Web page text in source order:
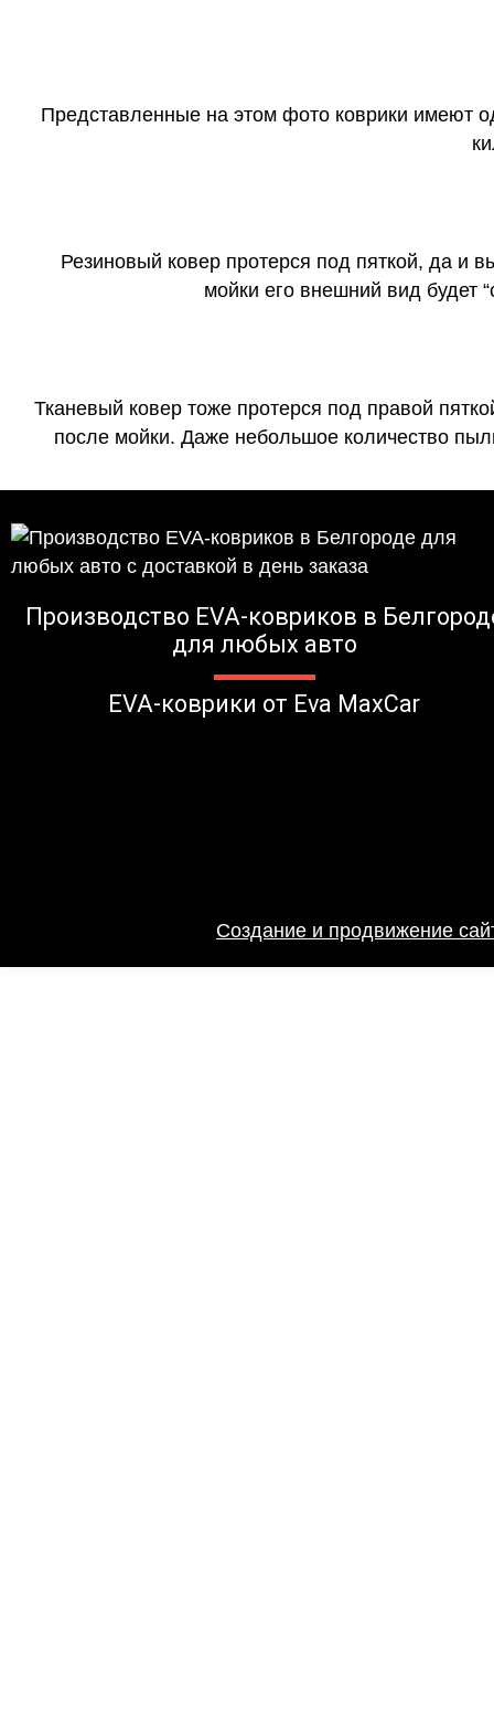
Представленные на этом фото коврики имеют
Резиновый ковер протерся под пяткой, да и
мойки его внешний вид будет
Тканевый ковер тоже протерся под правой
после мойки. Даже небольшое количество
Производство EVA-ковриков в
для любых авто
EVA-коврики от Eva MaxCar
Создание и продвижение